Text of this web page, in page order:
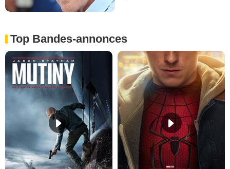
Top Bandes-annonces